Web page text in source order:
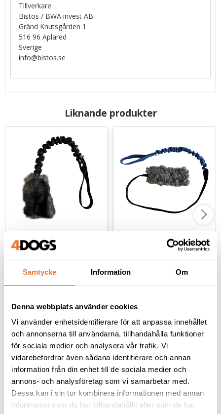
Samtycke Information Om
Denna webbplats använder cookies
Vi använder enhetsidentifierare för att anpassa innehållet
och annonserna till användarna, tillhandahålla funktioner
för sociala medier och analysera vår trafik. Vi
vidarebefordrar även sådana identifierare och annan
information från din enhet till de sociala medier och
annons- och analysföretag som vi samarbetar med.
Dessa kan i sin tur kombinera informationen med annan
information som du har tillhandahållit eller som de har
Tillverkare:
Bistos / BWA invest AB
Gränd Knutsgården 1
516 96 Aplared
Sverige
info@bistos.se
Liknande produkter
Bistos Nova med
kaninskinn och
expander - svart
Längd ca 50 cm
239kr
Bistos Iver XL med
fårskinn och expander
- blå
Svensktillverkad, ca 125 cm lång
299
Andra köpte även